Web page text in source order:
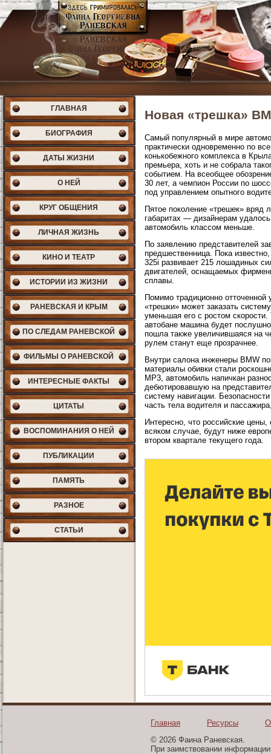
ГЛАВНАЯ
БИОГРАФИЯ
ДАТЫ ЖИЗНИ
О НЕЙ
КРУГ ОБЩЕНИЯ
ЛИЧНАЯ ЖИЗНЬ
КИНО И ТЕАТР
ИСТОРИИ ИЗ ЖИЗНИ
РАНЕВСКАЯ И КРЫМ
ПО СЛЕДАМ РАНЕВСКОЙ
ФИЛЬМЫ О РАНЕВСКОЙ
ИНТЕРЕСНЫЕ ФАКТЫ
ЦИТАТЫ
ВОСПОМИНАНИЯ О НЕЙ
ПУБЛИКАЦИИ
ПАМЯТЬ
РАЗНОЕ
СТАТЬИ
Новая «трешка»
Самый популярный в мире
практически одновременно по
конькобежного комплекса в
премьера, хоть и не собрала
событием. На всеобщее
30 лет, а чемпион России по
под управлением опытного
Пятое поколение «трешек» вряд
габаритах — дизайнерам
автомобиль классом меньше.
По заявлению представителей
предшественница. Пока
325i развивает 215 лошадиных
двигателей, оснащаемых
сплавы.
Помимо традиционно
«трешки» может заказать
уменьшая его с ростом
автобане машина будет
пошла также увеличившаяся на
рулем станут еще прозрачнее.
Внутри салона инженеры BMW
материалы обивки стали
МР3, автомобиль напичкан
дебютировавшую на
систему навигации.
часть тела водителя и
Интересно, что российские
всяком случае, будут ниже
втором квартале текущего года.
Главная Ресурсы
© 2026 Фаина Раневская.
При заимствовании